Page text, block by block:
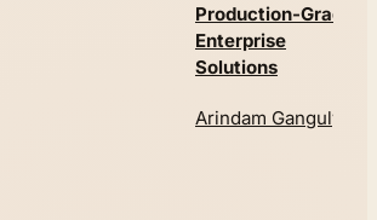
Production-Grade
Enterprise
Solutions
Arindam Ganguly